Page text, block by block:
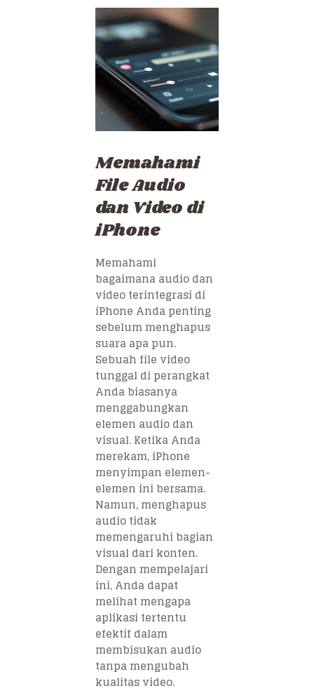
Memahami
File Audio
dan Video di
iPhone
Memahami
bagaimana audio dan
video terintegrasi di
iPhone Anda penting
sebelum menghapus
suara apa pun.
Sebuah file video
tunggal di perangkat
Anda biasanya
menggabungkan
elemen audio dan
visual. Ketika Anda
merekam, iPhone
menyimpan elemen-
elemen ini bersama.
Namun, menghapus
audio tidak
memengaruhi bagian
visual dari konten.
Dengan mempelajari
ini, Anda dapat
melihat mengapa
aplikasi tertentu
efektif dalam
membisukan audio
tanpa mengubah
kualitas video.